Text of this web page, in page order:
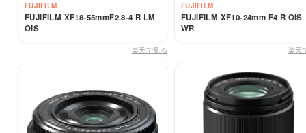
FUJIFILM
FUJIFILM XF18-55mmF2.8-4 R LM
OIS
楽天で見る
FUJIFILM
FUJIFILM XF10-24mm F4 R OIS
WR
楽天